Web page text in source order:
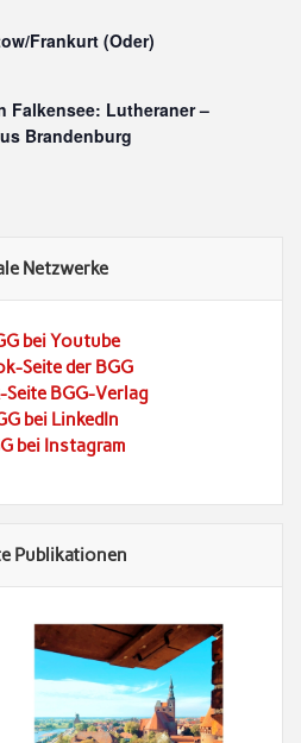
Frankurt (Oder)
Falkensee: Lutheraner –
Brandenburg
Netzwerke
bei Youtube
Seite der BGG
Seite BGG-Verlag
bei LinkedIn
bei Instagram
Publikationen